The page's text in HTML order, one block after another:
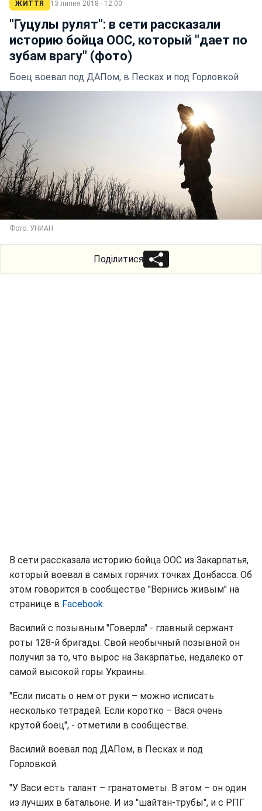
ЖИТТЯ 13 липня 2018 · 12:00
"Гуцулы рулят": в сети рассказали
историю бойца ООС, который "дает по
зубам врагу" (фото)
Боец воевал под ДАПом, в Песках и под Горловкой
Фото: УНИАН
Поділитися
В сети рассказала историю бойца ООС из Закарпатья,
который воевал в самых горячих точках Донбасса. Об
этом говорится в сообществе "Вернись живым" на
странице в Facebook.
Василий с позывным "Говерла" - главный сержант
роты 128-й бригады. Свой необычный позывной он
получил за то, что вырос на Закарпатье, недалеко от
самой высокой горы Украины.
"Если писать о нем от руки – можно исписать
несколько тетрадей. Если коротко – Вася очень
крутой боец", - отметили в сообществе.
Василий воевал под ДАПом, в Песках и под
Горловкой.
"У Васи есть талант – гранатометы. В этом – он один
из лучших в батальоне. И из "шайтан-трубы", и с РПГ